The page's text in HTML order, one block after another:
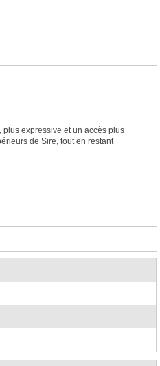
expressive et un accès plus
de Sire, tout en restant